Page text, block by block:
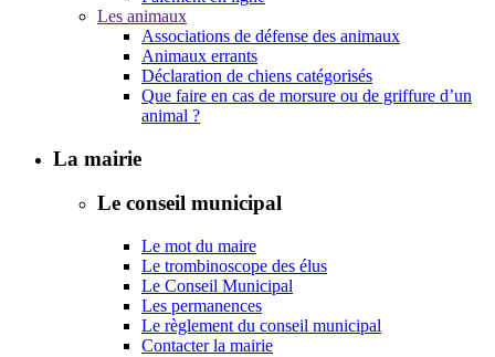
Les animaux
Associations de défense des animaux
Animaux errants
Déclaration de chiens catégorisés
Que faire en cas de morsure ou de griffure d’un
animal ?
La mairie
Le conseil municipal
Le mot du maire
Le trombinoscope des élus
Le Conseil Municipal
Les permanences
Le règlement du conseil municipal
Contacter la mairie